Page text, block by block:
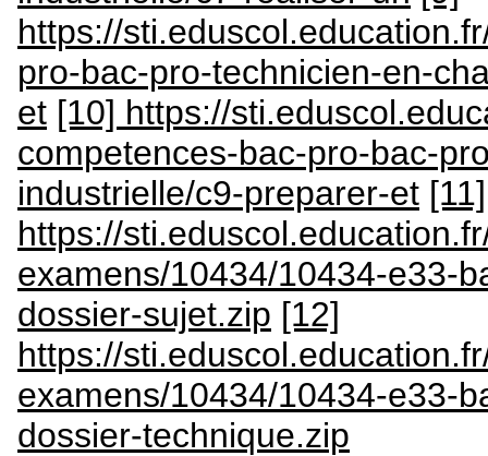
https://
pro-bac-pro-technicien-en-
et [10] https://
competences-bac-pro-bac-
industrielle/c9-preparer-et [11]
https://
examens/10434/10434-e33-
dossier-sujet.zip [12]
https://
examens/10434/10434-e33-
dossier-technique.zip